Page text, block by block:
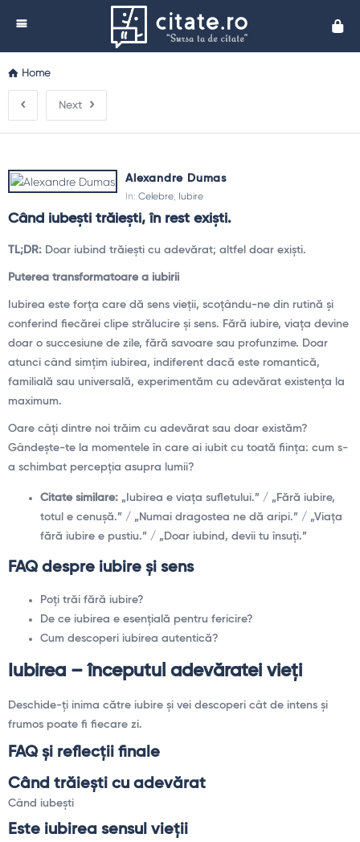
Home
Next
Alexandre Dumas
In: Celebre, Iubire
Când iubești trăiești, în rest exiști.
TL;DR: Doar iubind trăiești cu adevărat; altfel doar exiști.
Puterea transformatoare a iubirii
Iubirea este forța care dă sens vieții, scoțându-ne din rutină și
conferind fiecărei clipe strălucire și sens. Fără iubire, viața devine
doar o succesiune de zile, fără savoare sau profunzime. Doar
atunci când simțim iubirea, indiferent dacă este romantică,
familială sau universală, experimentăm cu adevărat existența la
maximum.
Oare câți dintre noi trăim cu adevărat sau doar existăm?
Gândește-te la momentele în care ai iubit cu toată ființa: cum s-
a schimbat percepția asupra lumii?
Citate similare: „Iubirea e viața sufletului.” / „Fără iubire,
totul e cenușă.” / „Numai dragostea ne dă aripi.” / „Viața
fără iubire e pustiu.” / „Doar iubind, devii tu însuți.”
FAQ despre iubire și sens
Poți trăi fără iubire?
De ce iubirea e esențială pentru fericire?
Cum descoperi iubirea autentică?
Iubirea – începutul adevăratei vieți
Deschide-ți inima către iubire și vei descoperi cât de intens și
frumos poate fi fiecare zi.
FAQ și reflecții finale
Când trăiești cu adevărat
Când iubești
Este iubirea sensul vieții